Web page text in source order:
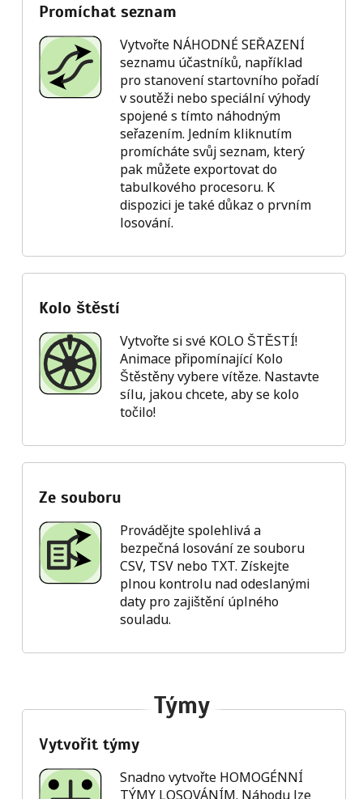
Promíchat seznam
Vytvořte NÁHODNÉ SEŘAZENÍ
seznamu účastníků, například
pro stanovení startovního pořadí
v soutěži nebo speciální výhody
spojené s tímto náhodným
seřazením. Jedním kliknutím
promícháte svůj seznam, který
pak můžete exportovat do
tabulkového procesoru. K
dispozici je také důkaz o prvním
losování.
Kolo štěstí
Vytvořte si své KOLO ŠTĚSTÍ!
Animace připomínající Kolo
Štěstěny vybere vítěze. Nastavte
sílu, jakou chcete, aby se kolo
točilo!
Ze souboru
Provádějte spolehlivá a
bezpečná losování ze souboru
CSV, TSV nebo TXT. Získejte
plnou kontrolu nad odeslanými
daty pro zajištění úplného
souladu.
Týmy
Vytvořit týmy
Snadno vytvořte HOMOGÉNNÍ
TÝMY LOSOVÁNÍM. Náhodu lze